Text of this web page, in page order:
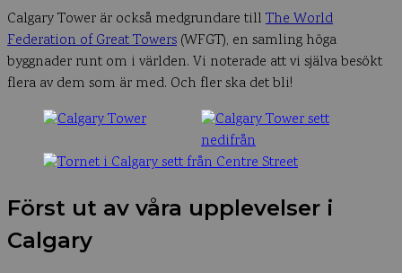
Calgary Tower är också medgrundare till The World
Federation of Great Towers (WFGT), en samling höga
byggnader runt om i världen. Vi noterade att vi själva besökt
flera av dem som är med. Och fler ska det bli!
Först ut av våra upplevelser i
Calgary